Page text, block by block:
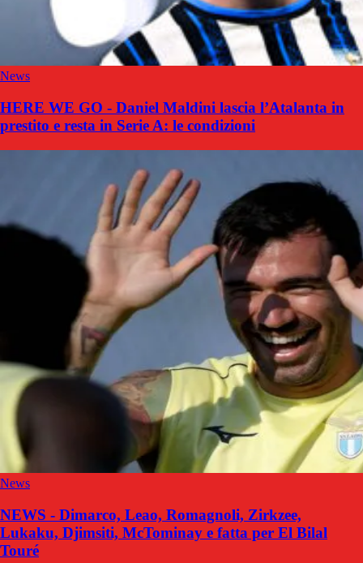
News
HERE WE GO - Daniel Maldini lascia l’Atalanta in
prestito e resta in Serie A: le condizioni
News
NEWS - Dimarco, Leao, Romagnoli, Zirkzee,
Lukaku, Djimsiti, McTominay e fatta per El Bilal
Touré